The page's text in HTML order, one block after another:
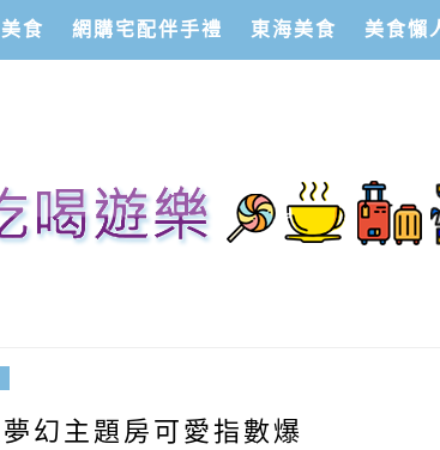
食 網購宅配伴手禮 東海美食 美食懶
幻主題房可愛指數爆